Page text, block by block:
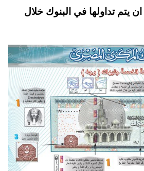
يتم تداولها في البنوك خلال